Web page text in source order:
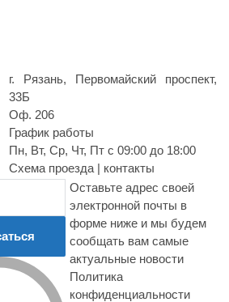
г. Рязань, Первомайский проспект,
33Б
Оф. 206
График работы
Пн, Вт, Ср, Чт, Пт с 09:00 до 18:00
Схема проезда | контакты
Оставьте адрес своей
электронной почты в
форме ниже и мы будем
сообщать вам самые
актуальные новости
Политика
конфиденциальности